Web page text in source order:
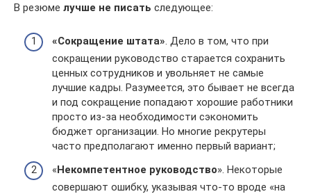
В резюме лучше не писать следующее:
«Сокращение штата». Дело в том, что при
сокращении руководство старается сохранить
ценных сотрудников и увольняет не самые
лучшие кадры. Разумеется, это бывает не всегда
и под сокращение попадают хорошие работники
просто из-за необходимости сэкономить
бюджет организации. Но многие рекрутеры
часто предполагают именно первый вариант;
«Некомпетентное руководство». Некоторые
совершают ошибку, указывая что-то вроде «на